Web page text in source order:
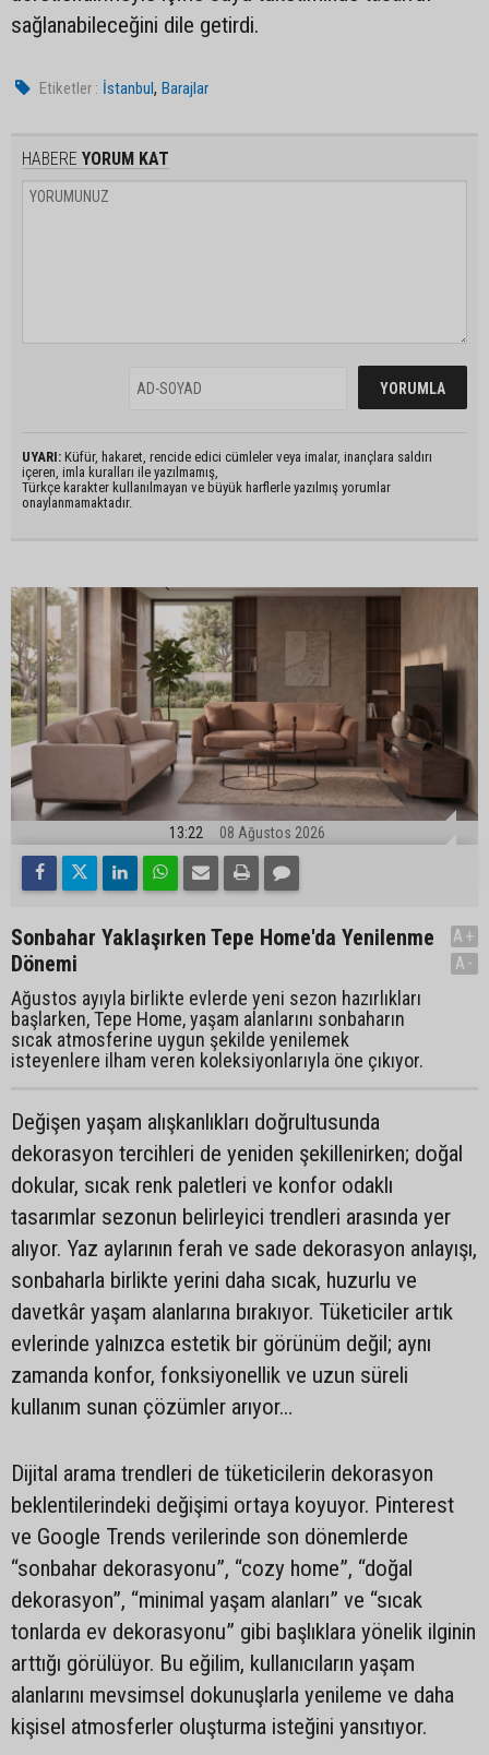
sağlanabileceğini dile getirdi.
Etiketler : İstanbul,Barajlar
HABERE YORUM KAT
UYARI: Küfür, hakaret, rencide edici cümleler veya imalar, inançlara saldırı
içeren, imla kuralları ile yazılmamış,
Türkçe karakter kullanılmayan ve büyük harflerle yazılmış yorumlar
onaylanmamaktadır.
13:22 08 Ağustos 2026
Sonbahar Yaklaşırken Tepe Home'da Yenilenme
Dönemi
Ağustos ayıyla birlikte evlerde yeni sezon hazırlıkları
başlarken, Tepe Home, yaşam alanlarını sonbaharın
sıcak atmosferine uygun şekilde yenilemek
isteyenlere ilham veren koleksiyonlarıyla öne çıkıyor.
A+
A-
Değişen yaşam alışkanlıkları doğrultusunda
dekorasyon tercihleri de yeniden şekillenirken; doğal
dokular, sıcak renk paletleri ve konfor odaklı
tasarımlar sezonun belirleyici trendleri arasında yer
alıyor. Yaz aylarının ferah ve sade dekorasyon anlayışı,
sonbaharla birlikte yerini daha sıcak, huzurlu ve
davetkâr yaşam alanlarına bırakıyor. Tüketiciler artık
evlerinde yalnızca estetik bir görünüm değil; aynı
zamanda konfor, fonksiyonellik ve uzun süreli
kullanım sunan çözümler arıyor…
Dijital arama trendleri de tüketicilerin dekorasyon
beklentilerindeki değişimi ortaya koyuyor. Pinterest
ve Google Trends verilerinde son dönemlerde
“sonbahar dekorasyonu”, “cozy home”, “doğal
dekorasyon”, “minimal yaşam alanları” ve “sıcak
tonlarda ev dekorasyonu” gibi başlıklara yönelik ilginin
arttığı görülüyor. Bu eğilim, kullanıcıların yaşam
alanlarını mevsimsel dokunuşlarla yenileme ve daha
kişisel atmosferler oluşturma isteğini yansıtıyor.